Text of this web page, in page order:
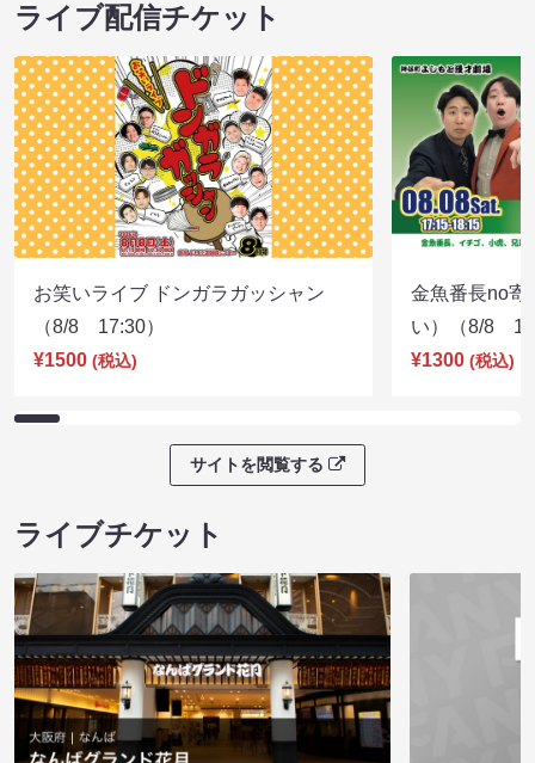
ライブ配信チケット
お笑いライブ ドンガラガッシャン
（8/8 17:30）
¥1500 (税込)
金魚番長no寄
い）（8/8
¥1300 (税込)
サイトを閲覧する
ライブチケット